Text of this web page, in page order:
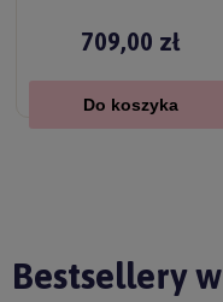
709,00 zł
Do koszyka
Bestsellery w